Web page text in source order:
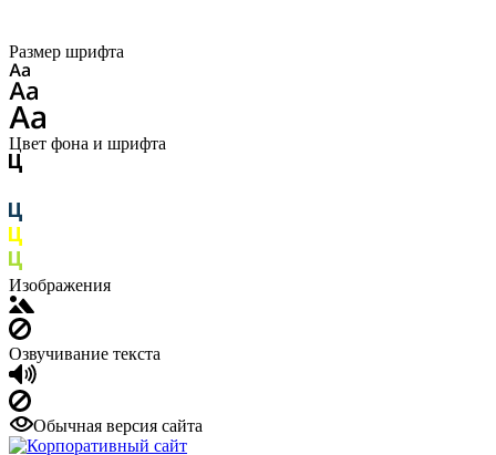
Размер шрифта
Цвет фона и шрифта
Изображения
Озвучивание текста
Обычная версия сайта